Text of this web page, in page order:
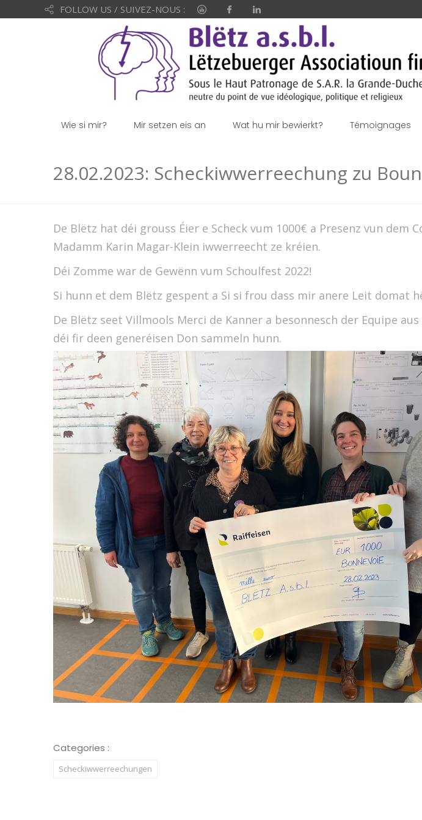
FOLLOW US / SUIVEZ-NOUS :
Wie si mir? Mir setzen eis an Wat hu mir bewierkt? Témoignages
28.02.2023: Scheckiwwerreechung zu
De Blëtz hat déi grouss Éier e Scheck vum 1000€ a Presenz vun dem
Madamm Karin Magar-Klein iwwerreecht ze kréien.
Déi Zomme war de Gewënn vum Schoulfest 2022!
Si hunn et dem Blëtz gespent a Si si frou dass mir anere Leit domat
De Blëtz seet Villmools Merci de Kanner a besonnesch der Equipe
déi fir deen generéisen Don sammeln hunn.
Categories :
Scheckiwwerreechungen